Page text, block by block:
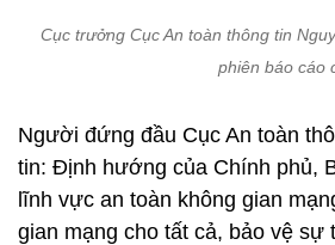
Cục trưởng Cục An toàn thông tin
phiên báo cáo
Người đứng đầu Cục An toàn
tin: Định hướng của Chính phủ,
lĩnh vực an toàn không gian
gian mạng cho tất cả, bảo vệ sự